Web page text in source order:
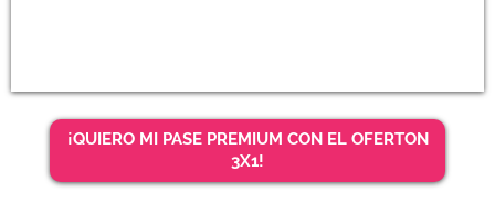
¡QUIERO MI PASE PREMIUM CON EL OFERTON
3X1!